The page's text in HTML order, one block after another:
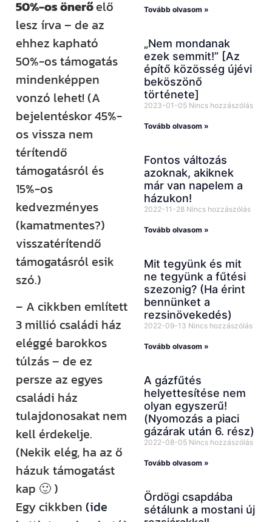
50%-os önerőelő
lesz írva – de az
ehhez kapható
50%-os támogatás
mindenképpen
vonzó lehet! (A
bejelentéskor 45%-
os vissza nem
térítendő
támogatásról és
15%-os
kedvezményes
(kamatmentes?)
visszatérítendő
támogatásról esik
szó.)
– A cikkben említett
3 millió családi ház
eléggé barokkos
túlzás – de ez
persze az egyes
családi ház
tulajdonosakat nem
kell érdekelje.
(Nekik elég, ha az ő
házuk támogatást
kap 🙂 )
Egy cikkben(ide
Tovább olvasom »
„Nem mondanak
ezek semmit!” [Az
építő közösség újévi
beköszönő
története]
2023-01-05 Nincs hozzászólás
Tovább olvasom »
Fontos változás
azoknak, akiknek
már van napelem a
házukon!
2022-11-28 Nincs hozzászólás
Tovább olvasom »
Mit tegyünk és mit
ne tegyünk a fűtési
szezonig? (Ha érint
bennünket a
rezsinövekedés)
2022-09-13 Nincs hozzászólás
Tovább olvasom »
A gázfűtés
helyettesítése nem
olyan egyszerű!
(Nyomozás a piaci
gázárak után 6. rész)
2022-08-05 Nincs hozzászólás
Tovább olvasom »
Ördögi csapdába
sétálunk a mostani új